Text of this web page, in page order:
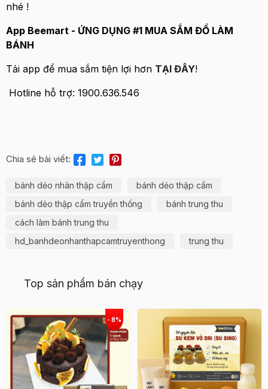
nhé !
App Beemart - ỨNG DỤNG #1 MUA SẮM ĐỒ LÀM
BÁNH
Tải app để mua sắm tiện lợi hơn TẠI ĐÂY!
Hotline hỗ trợ: 1900.636.546
Chia sẻ bài viết:
bánh dẻo nhân thập cẩm
bánh dẻo thập cẩm
bánh dẻo thập cẩm truyền thống
bánh trung thu
cách làm bánh trung thu
hd_banhdeonhanthapcamtruyenthong
trung thu
Top sản phẩm bán chạy